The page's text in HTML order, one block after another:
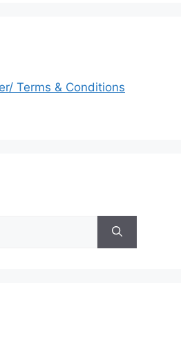
Terms & Conditions